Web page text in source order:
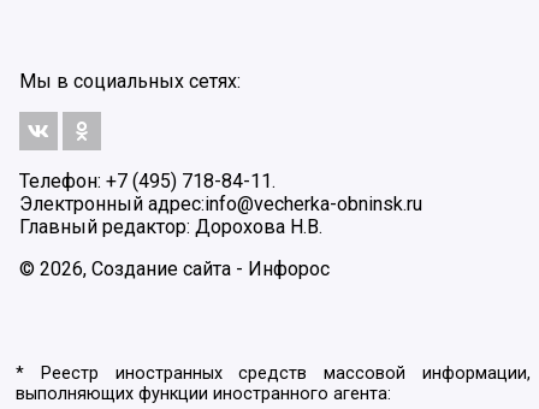
Мы в социальных сетях:
Телефон: +7 (495) 718-84-11.
Электронный адрес:info@vecherka-obninsk.ru
Главный редактор: Дорохова Н.В.
© 2026, Создание сайта - Инфорос
* Реестр иностранных средств массовой информации,
выполняющих функции иностранного агента: